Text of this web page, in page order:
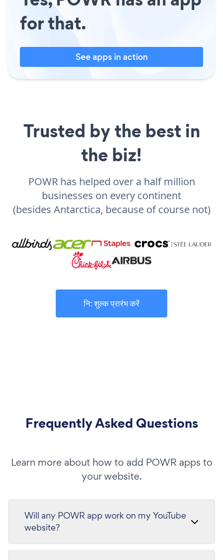
for that.
See apps in action
Trusted by the best in
the biz!
POWR has helped over a half million
businesses on every continent
(besides Antarctica, because of course not)
नि: शुल्क प्रारंभ करें
Frequently Asked Questions
Learn more about how to add POWR apps to
your website.
Will any POWR app work on my YouTube
website?